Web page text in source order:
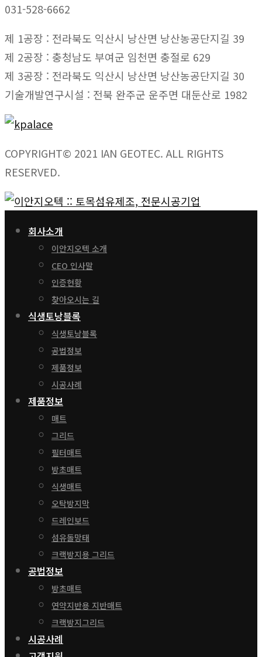
031-528-6662
제 1공장 : 전라북도 익산시 낭산면 낭산농공단지길 39
제 2공장 : 충청남도 부여군 임천면 충절로 629
제 3공장 : 전라북도 익산시 낭산면 낭산농공단지길 30
기술개발연구시설 : 전북 완주군 운주면 대둔산로 1982
COPYRIGHT© 2021 IAN GEOTEC. ALL RIGHTS
RESERVED.
회사소개
이안지오텍 소개
CEO 인사말
인증현황
찾아오시는 길
식생토낭블록
식생토낭블록
공법정보
제품정보
시공사례
제품정보
매트
그리드
필터매트
방초매트
식생매트
오탁방지막
드레인보드
섬유돌망태
크랙방지용 그리드
공법정보
방초매트
연약지반용 지반매트
크랙방지그리드
시공사례